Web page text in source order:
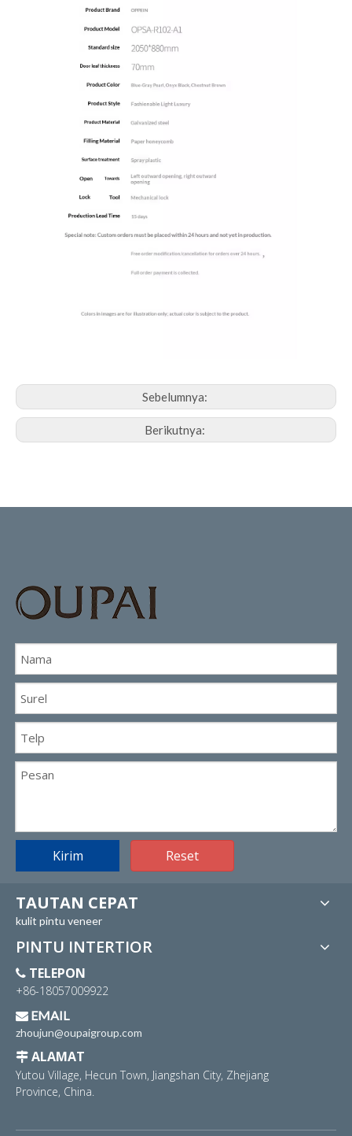
Sebelumnya:
Berikutnya:
Kirim Reset
TAUTAN CEPAT
kulit pintu veneer
PINTU INTERTIOR
 TELEPON
+86-18057009922
 EMAIL
zhoujun@oupaigroup.com
 ALAMAT
Yutou Village, Hecun Town, Jiangshan City, Zhejiang
Province, China.